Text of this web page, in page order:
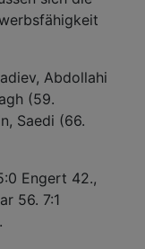
Abdollahi
(59.
Saedi (66.
Engert 42.,
56. 7:1